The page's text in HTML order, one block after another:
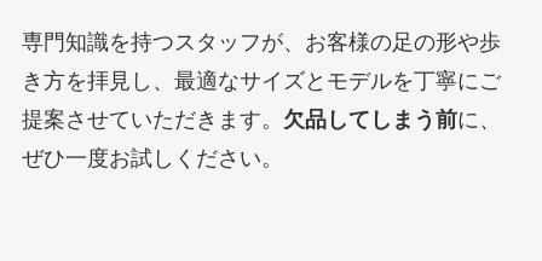
専門知識を持つスタッフが、お客様の足の形や歩
き方を拝見し、最適なサイズとモデルを丁寧にご
提案させていただきます。 欠品してしまう前に、
ぜひ一度お試しください。